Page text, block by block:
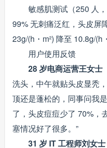
敏感肌测试（250 人
99% 无刺痛泛红，头皮屏
23g/(h・m²) 降至 10.8g/(h
用户使用反馈
28 岁电商运营王女士
洗头，中午就贴头皮显秃
顶还是蓬松的，同事问我
了，头皮痘痘少了 70%，
塞情况好了很多。”
31 岁 IT 工程师刘女